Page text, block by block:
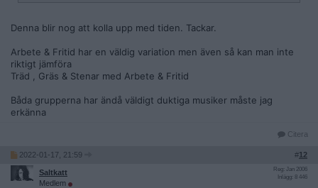
Denna blir nog att kolla upp med tiden. Tackar.
Arbete & Fritid har en väldig variation men även så kan man inte
riktigt jämföra
Träd , Gräs & Stenar med Arbete & Fritid
Båda grupperna har ändå väldigt duktiga musiker måste jag
erkänna
Citera
2022-01-17, 21:59 #12
Saltkatt
Medlem
Reg: Jan 2006
Inlägg: 8 446